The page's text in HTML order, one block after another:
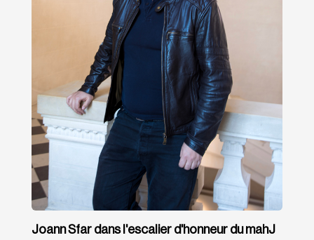
Joann Sfar dans l'escalier d'honneur du mahJ